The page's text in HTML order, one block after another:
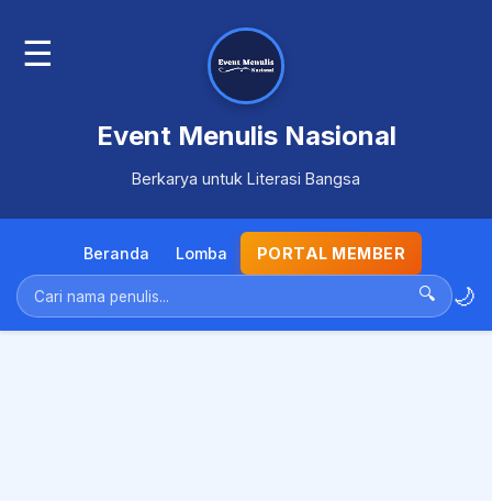
☰
Event Menulis Nasional
Berkarya untuk Literasi Bangsa
Beranda Lomba PORTAL MEMBER
🔍 🌙